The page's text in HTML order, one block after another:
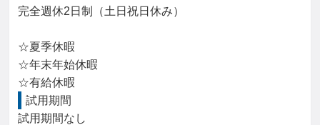
完全週休2日制（土日祝日休み）
☆夏季休暇
☆年末年始休暇
☆有給休暇
試用期間
試用期間なし